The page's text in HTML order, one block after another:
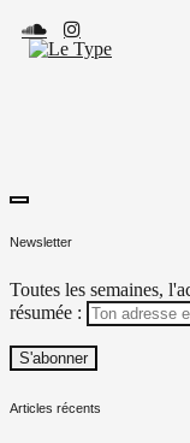
Skip
to
content
toggle
sidebar
Newsletter
Toutes les semaines,
résumée :
Articles récents